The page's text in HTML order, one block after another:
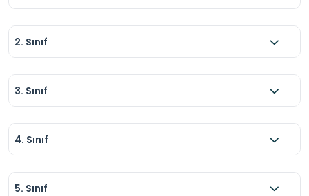
2. Sınıf
3. Sınıf
4. Sınıf
5. Sınıf